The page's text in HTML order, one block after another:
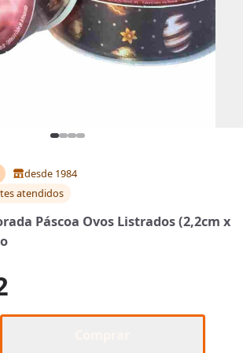
desde 1984
atendidos
Páscoa Ovos Listrados (2,2cm x